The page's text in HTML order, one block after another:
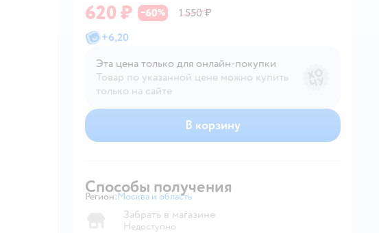
620 ₽ −60%
1 550 ₽
+6,20
Эта цена только для онлайн‑покупки
Товар по указанной цене можно купить
только на сайте
В корзину
Способы получения
Регион: Выбор адреса доставки.
Москва и область
Забрать в магазине
Недоступно